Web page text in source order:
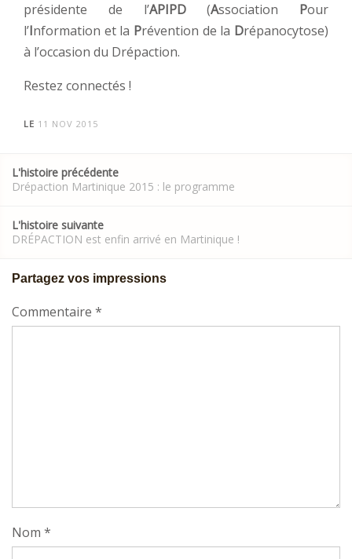
présidente de l’APIPD(Association Pour
l’Information et la Prévention de la Drépanocytose)
à l’occasion du Drépaction.
Restez connectés !
LE 11 NOV 2015
navigation
L'histoire précédente
Drépaction Martinique 2015 : le programme
L'histoire suivante
DRÉPACTION est enfin arrivé en Martinique !
Partagez vos impressions
Commentaire *
Nom *